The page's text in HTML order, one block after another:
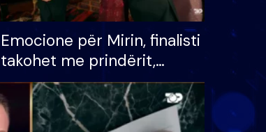
Emocione për Mirin, finalisti
takohet me prindërit,
vajzën dhe bashkëshorten:
S’kemi ndonjë letër divorci
apo jo?